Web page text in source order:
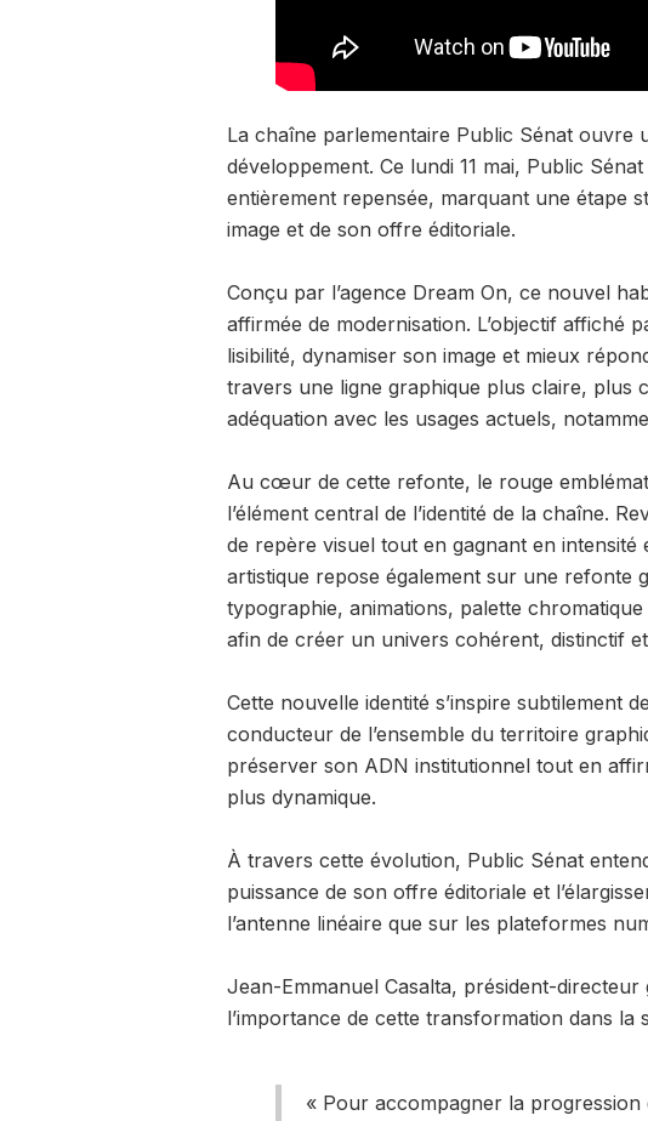
La chaîne parlementaire Public Sénatouvre
développement. Ce lundi 11 mai, Public
entièrement repensée, marquant une étape
image et de son offre éditoriale.
Conçu par l’agence Dream On, ce nouvel
affirmée de modernisation. L’objectif affiché
lisibilité, dynamiser son image et mieux
travers une ligne graphique plus claire, plus
adéquation avec les usages actuels,
Au cœur de cette refonte, le rouge
l’élément central de l’identité de la chaîne.
de repère visuel tout en gagnant en
artistique repose également sur une refonte
typographie, animations, palette
afin de créer un univers cohérent, distinctif
Cette nouvelle identité s’inspire subtilement
conducteur de l’ensemble du territoire
préserver son ADN institutionnel tout en
plus dynamique.
À travers cette évolution, Public Sénat
puissance de son offre éditoriale et
l’antenne linéaire que sur les plateformes
Jean-Emmanuel Casalta, président-
l’importance de cette transformation dans la
« Pour accompagner la